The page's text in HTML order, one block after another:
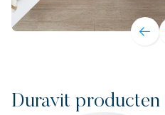
Duravit